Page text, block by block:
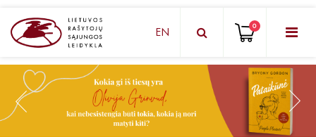
KNYGŲ DĖŽUTĖ - STAIGMENA
Grožinė literatūra
EN 0